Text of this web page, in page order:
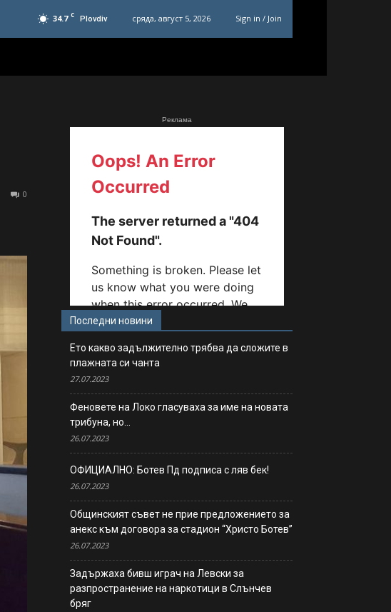
34.7 C Plovdiv сряда, август 5, 2026 Sign in / Join
0
Реклама
Последни новини
Ето какво задължително трябва да сложите в
плажната си чанта
27.07.2023
Феновете на Локо гласуваха за име на новата
трибуна, но…
26.07.2023
ОФИЦИАЛНО: Ботев Пд подписа с ляв бек!
26.07.2023
Общинският съвет не прие предложението за
анекс към договора за стадион “Христо Ботев”
26.07.2023
Задържаха бивш играч на Левски за
разпространение на наркотици в Слънчев
бряг